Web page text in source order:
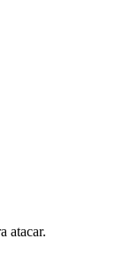
atacar.